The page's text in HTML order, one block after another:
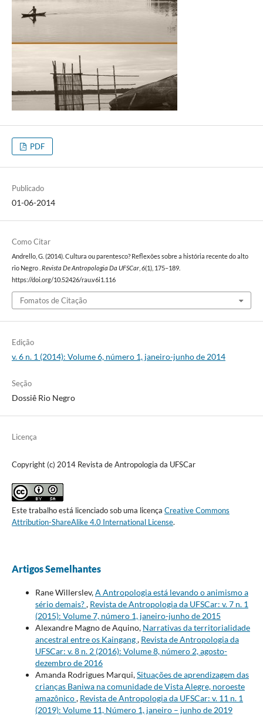
PDF
Publicado
01-06-2014
Como Citar
Andrello, G. (2014). Cultura ou parentesco? Reflexões sobre a história recente do alto
rio Negro . Revista De Antropologia Da UFSCar, 6(1), 175–189.
https://doi.org/10.52426/rau.v6i1.116
Fomatos de Citação
Edição
v. 6 n. 1 (2014): Volume 6, número 1, janeiro-junho de 2014
Seção
Dossiê Rio Negro
Licença
Copyright (c) 2014 Revista de Antropologia da UFSCar
Este trabalho está licenciado sob uma licença Creative Commons
Attribution-ShareAlike 4.0 International License.
Artigos Semelhantes
Rane Willerslev,A Antropologia está levando o animismo a
sério demais?, Revista de Antropologia da UFSCar: v. 7 n. 1
(2015): Volume 7, número 1, janeiro-junho de 2015
Alexandre Magno de Aquino, Narrativas da territorialidade
ancestral entre os Kaingang, Revista de Antropologia da
UFSCar: v. 8 n. 2 (2016): Volume 8, número 2, agosto-
dezembro de 2016
Amanda Rodrigues Marqui,Situações de aprendizagem das
crianças Baniwa na comunidade de Vista Alegre, noroeste
amazônico, Revista de Antropologia da UFSCar: v. 11 n. 1
(2019): Volume 11, Número 1, janeiro – junho de 2019